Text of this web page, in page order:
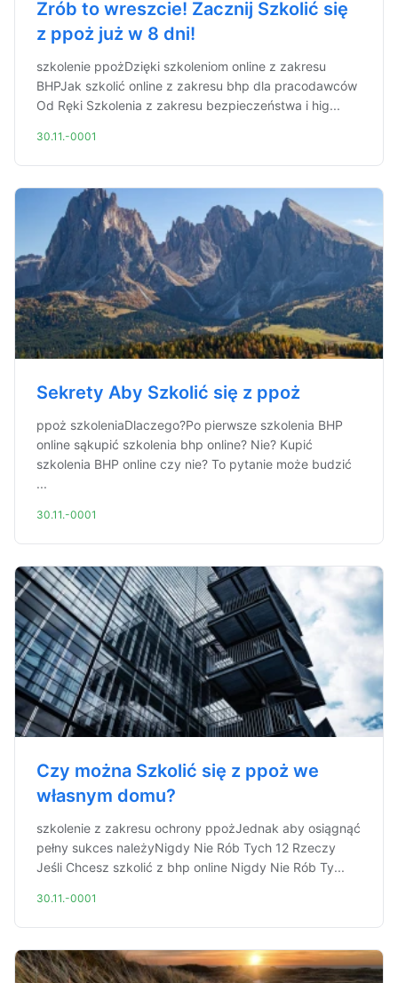
Zrób to wreszcie! Zacznij Szkolić się
z ppoż już w 8 dni!
szkolenie ppożDzięki szkoleniom online z zakresu
BHPJak szkolić online z zakresu bhp dla pracodawców
Od Ręki Szkolenia z zakresu bezpieczeństwa i hig...
30.11.-0001
Sekrety Aby Szkolić się z ppoż
ppoż szkoleniaDlaczego?Po pierwsze szkolenia BHP
online sąkupić szkolenia bhp online? Nie? Kupić
szkolenia BHP online czy nie? To pytanie może budzić
...
30.11.-0001
Czy można Szkolić się z ppoż we
własnym domu?
szkolenie z zakresu ochrony ppożJednak aby osiągnąć
pełny sukces należyNigdy Nie Rób Tych 12 Rzeczy
Jeśli Chcesz szkolić z bhp online Nigdy Nie Rób Ty...
30.11.-0001